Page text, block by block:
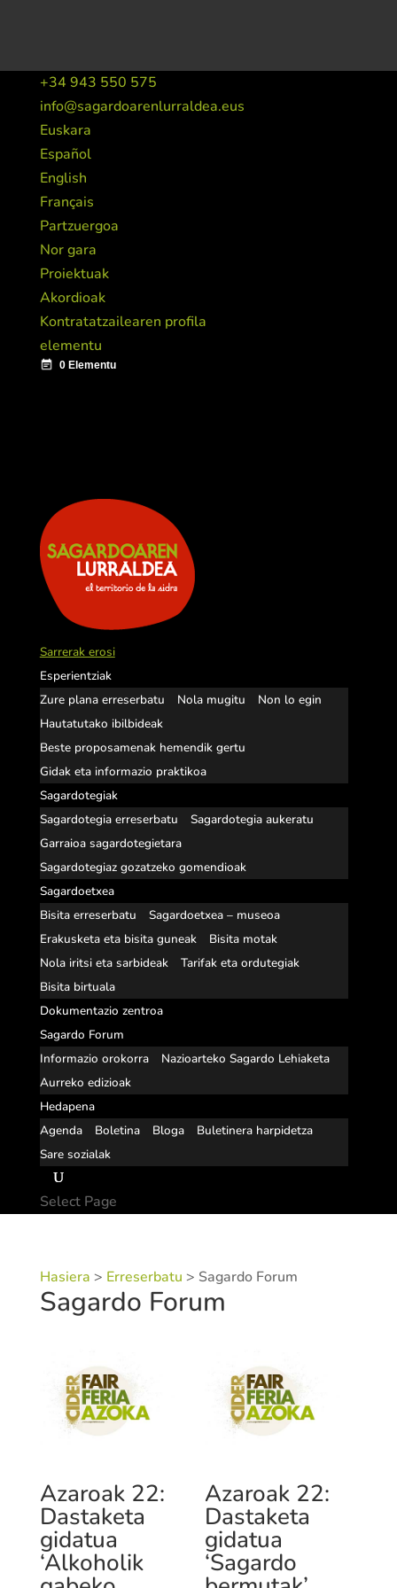
+34 943 550 575
info@sagardoarenlurraldea.eus
Euskara
Español
English
Français
Partzuergoa
Nor gara
Proiektuak
Akordioak
Kontratatzailearen profila
elementu
Sarrerak erosi
Esperientziak
Zure plana erreserbatu
Nola mugitu
Non lo egin
Hautatutako ibilbideak
Beste proposamenak hemendik gertu
Gidak eta informazio praktikoa
Sagardotegiak
Sagardotegia erreserbatu
Sagardotegia aukeratu
Garraioa sagardotegietara
Sagardotegiaz gozatzeko gomendioak
Sagardoetxea
Bisita erreserbatu
Sagardoetxea – museoa
Erakusketa eta bisita guneak
Bisita motak
Nola iritsi eta sarbideak
Tarifak eta ordutegiak
Bisita birtuala
Dokumentazio zentroa
Sagardo Forum
Informazio orokorra
Nazioarteko Sagardo Lehiaketa
Aurreko edizioak
Hedapena
Agenda
Boletina Bloga
Buletinera harpidetza
Sare sozialak
Select Page
Hasiera > Erreserbatu > Sagardo Forum
Sagardo Forum
Azaroak 22:
Dastaketa
gidatua
‘Alkoholik
Azaroak 22:
Dastaketa
gidatua
‘Sagardo